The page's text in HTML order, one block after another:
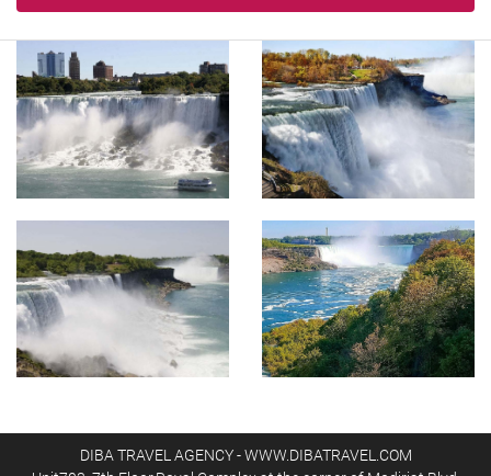
DIBA TRAVEL AGENCY - WWW.DIBATRAVEL.COM